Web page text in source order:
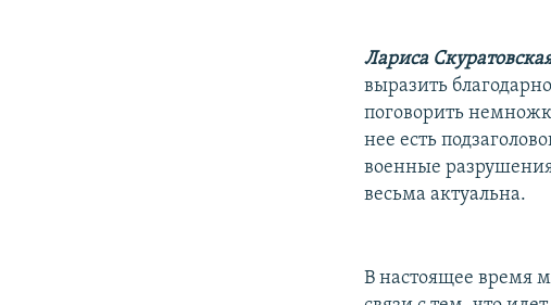
Лариса
выразить
поговорить
нее есть
военные
весьма актуальна.
В настоящее время